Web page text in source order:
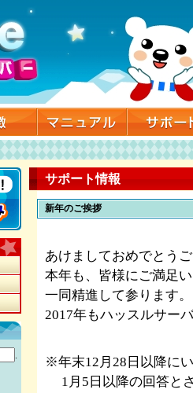
.
サポート情報
新年のご挨拶
あけましておめでとう
本年も、皆様にご満足
一同精進して参ります。
2017年もハッスルサー
※年末12月28日以降に
1月5日以降の回答と